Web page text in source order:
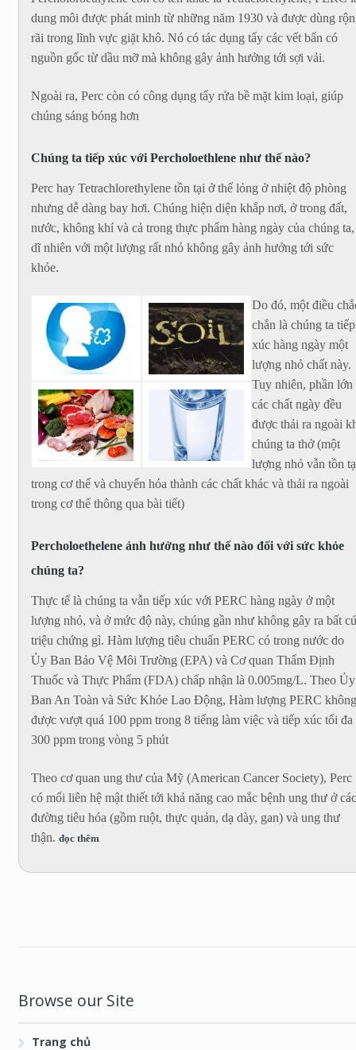
dung môi được phát minh từ những năm 1930 và được dùng
rãi trong lĩnh vực giặt khô. Nó có tác dụng tẩy các vết bẩn có
nguồn gốc từ dầu mỡ mà không gây ảnh hưởng tới sợi vải.
Ngoài ra, Perc còn có công dụng tẩy rửa bề mặt kim loại, giúp
chúng sáng bóng hơn
Chúng ta tiếp xúc với Percholoethlene như thế nào?
Perc hay Tetrachlorethylene tồn tại ở thể lỏng ở nhiệt độ phòng
nhưng dễ dàng bay hơi. Chúng hiện diện khắp nơi, ở trong đất,
nước, không khí và cả trong thực phẩm hàng ngày của chúng ta,
dĩ nhiên với một lượng rất nhỏ không gây ảnh hưởng tới sức
khỏe.
Do đó, một điều
chắn là chúng ta tiếp
xúc hàng ngày một
lượng nhỏ chất này.
Tuy nhiên, phần lớn
các chất ngày đều
được thải ra ngoài
chúng ta thở (một
lượng nhỏ vẫn tồn
trong cơ thể và chuyển hóa thành các chất khác và thải ra ngoài
trong cơ thể thông qua bài tiết)
Percholoethelene ảnh hưởng như thế nào đối với sức khỏe
chúng ta?
Thực tế là chúng ta vẫn tiếp xúc với PERC hàng ngày ở một
lượng nhỏ, và ở mức độ này, chúng gần như không gây ra bất
triệu chứng gì. Hàm lượng tiêu chuẩn PERC có trong nước do
Ủy Ban Bảo Vệ Môi Trường (EPA) và Cơ quan Thẩm Định
Thuốc và Thực Phẩm (FDA) chấp nhận là 0.005mg/L. Theo Ủy
Ban An Toàn và Sức Khỏe Lao Động, Hàm lượng PERC không
được vượt quá 100 ppm trong 8 tiếng làm việc và tiếp xúc tối đa
300 ppm trong vòng 5 phút
Theo cơ quan ung thư của Mỹ (American Cancer Society), Perc
có mối liên hệ mật thiết tới khả năng cao mắc bệnh ung thư ở các
đường tiêu hóa (gồm ruột, thực quản, dạ dày, gan) và ung thư
thận. đọc thêm
Browse our Site
Trang chủ